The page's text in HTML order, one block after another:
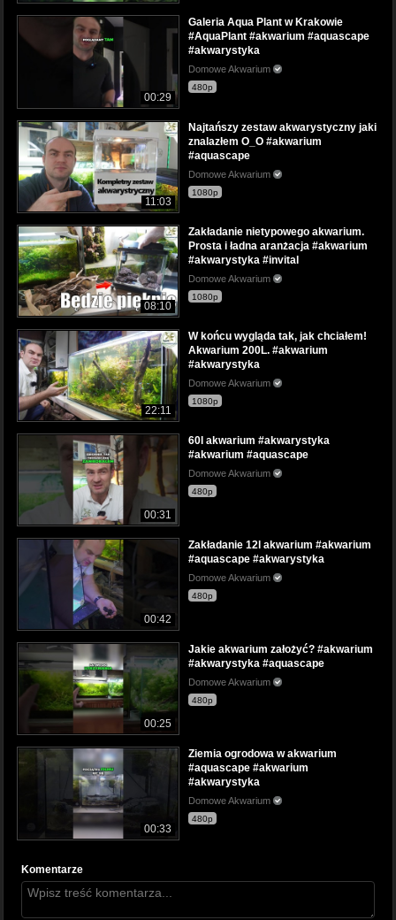
00:29
Galeria Aqua Plant w Krakowie
#AquaPlant #akwarium #aquascape
#akwarystyka
Domowe Akwarium
480p
11:03
Najtańszy zestaw akwarystyczny jaki
znalazłem O_O #akwarium
#aquascape
Domowe Akwarium
1080p
08:10
Zakładanie nietypowego akwarium.
Prosta i ładna aranżacja #akwarium
#akwarystyka #invital
Domowe Akwarium
1080p
22:11
W końcu wygląda tak, jak chciałem!
Akwarium 200L. #akwarium
#akwarystyka
Domowe Akwarium
1080p
00:31
60l akwarium #akwarystyka
#akwarium #aquascape
Domowe Akwarium
480p
00:42
Zakładanie 12l akwarium #akwarium
#aquascape #akwarystyka
Domowe Akwarium
480p
00:25
Jakie akwarium założyć? #akwarium
#akwarystyka #aquascape
Domowe Akwarium
480p
00:33
Ziemia ogrodowa w akwarium
#aquascape #akwarium
#akwarystyka
Domowe Akwarium
480p
Komentarze